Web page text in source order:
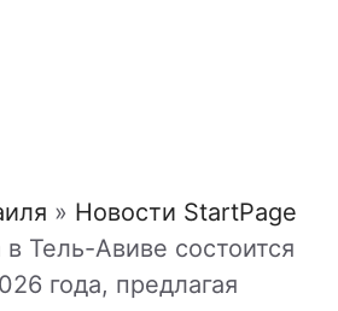
» Новости StartPage
Тель-Авиве состоится
года, предлагая